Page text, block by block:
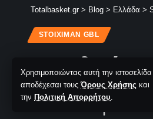
Χρησιμοποιώντας αυτή την ιστοσελίδα
αποδέχεσαι τουςΌρους Χρήσης και
την Πολιτική Απορρήτου.
Totalbasket.gr > Blog > Ελλάδα >
STOIXIMAN GBL
Ο
Η ΑΕΚ πέρασε